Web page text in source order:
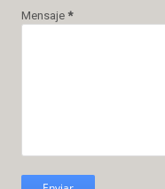
Mensaje *